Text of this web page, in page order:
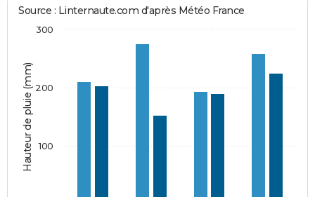
Hauteur de pluie (mm)
Source : Linternaute.com d'après Météo France
100
200
300